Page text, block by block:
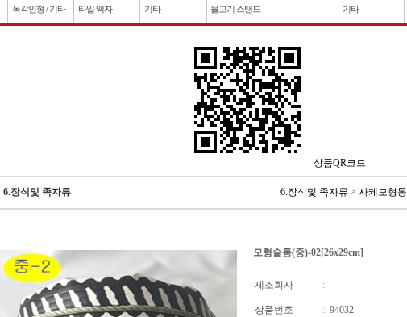
목각인형 / 기타 타일 액자 기타 물고기 스탠드 기타
상품QR코드
6.장식및 족자류 6.장식및 족자류 > 사케모형통
모형술통(중)-02[26x29cm]
제조회사 :
상품번호 : 94032